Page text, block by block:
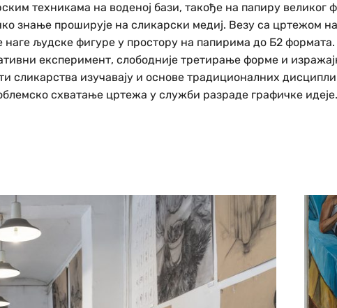
техникама на воденој бази, такође на папиру великог
знање проширује на сликарски медиј. Везу са цртежом
наге људске фигуре у простору на папирима до Б2
експеримент, слободније третирање форме и
сликарства изучавају и основе традиционалних
схватање цртежа у служби разраде графичке идеје.